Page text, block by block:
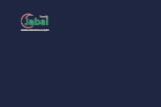
Skip